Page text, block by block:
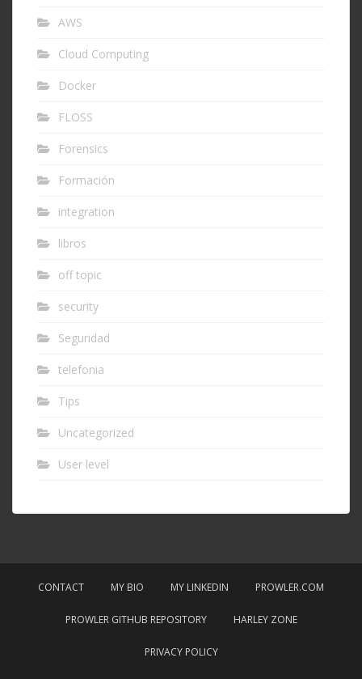
AWS
Cloud Computing
Docker
FLOSS
Forensics
Formación
integration
libros
off topic
security
Seguridad
telefonia
Tips
Uncategorized
User level
CONTACT MY BIO MY LINKEDIN PROWLER.COM
PROWLER GITHUB REPOSITORY HARLEY ZONE
PRIVACY POLICY